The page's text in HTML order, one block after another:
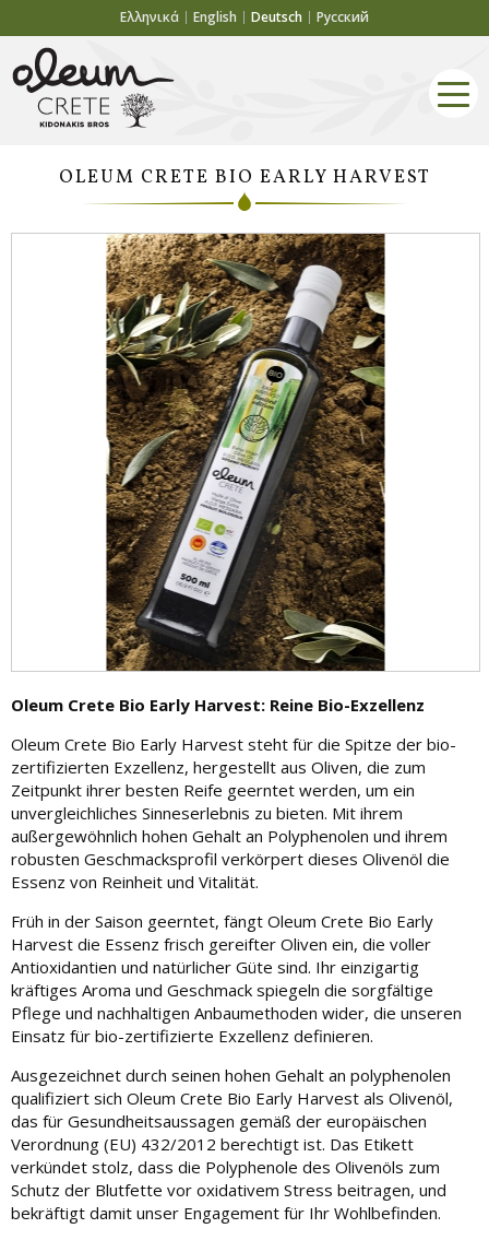
Ελληνικά English Deutsch Русский
OLEUM CRETE BIO EARLY HARVEST
Oleum Crete Bio Early Harvest: Reine Bio-Exzellenz
Oleum Crete Bio Early Harvest steht für die Spitze der bio-
zertifizierten Exzellenz, hergestellt aus Oliven, die zum
Zeitpunkt ihrer besten Reife geerntet werden, um ein
unvergleichliches Sinneserlebnis zu bieten. Mit ihrem
außergewöhnlich hohen Gehalt an Polyphenolen und ihrem
robusten Geschmacksprofil verkörpert dieses Olivenöl die
Essenz von Reinheit und Vitalität.
Früh in der Saison geerntet, fängt Oleum Crete Bio Early
Harvest die Essenz frisch gereifter Oliven ein, die voller
Antioxidantien und natürlicher Güte sind. Ihr einzigartig
kräftiges Aroma und Geschmack spiegeln die sorgfältige
Pflege und nachhaltigen Anbaumethoden wider, die unseren
Einsatz für bio-zertifizierte Exzellenz definieren.
Ausgezeichnet durch seinen hohen Gehalt an polyphenolen
qualifiziert sich Oleum Crete Bio Early Harvest als Olivenöl,
das für Gesundheitsaussagen gemäß der europäischen
Verordnung (EU) 432/2012 berechtigt ist. Das Etikett
verkündet stolz, dass die Polyphenole des Olivenöls zum
Schutz der Blutfette vor oxidativem Stress beitragen, und
bekräftigt damit unser Engagement für Ihr Wohlbefinden.